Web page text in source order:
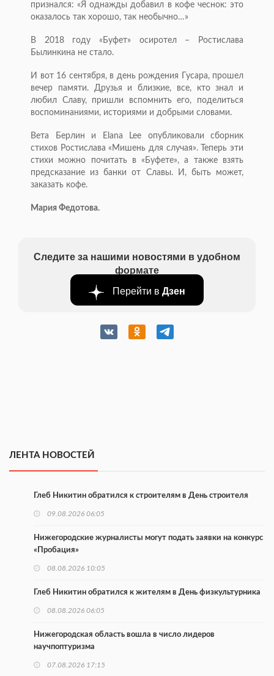
признался: «Я однажды добавил в кофе чеснок: это
оказалось так хорошо, так необычно…»
В 2018 году «Буфет» осиротел – Ростислава
Былинкина не стало.
И вот 16 сентября, в день рождения Гусара, прошел
вечер памяти. Друзья и близкие, все, кто знал и
любил Славу, пришли вспомнить его, поделиться
воспоминаниями, историями и добрыми словами.
Вета Берлин и Elana Lee опубликовали сборник
стихов Ростислава «Мишень для случая». Теперь эти
стихи можно почитать в «Буфете», а также взять
предсказание из банки от Славы. И, быть может,
заказать кофе.
Мария Федотова.
Следите за нашими новостями в удобном
формате
Перейти в Дзен
ЛЕНТА НОВОСТЕЙ
Глеб Никитин обратился к строителям в День строителя
09.08.2026 06:05
Нижегородские журналисты могут подать заявки на конкурс
«Пробация»
08.08.2026 10:05
Глеб Никитин обратился к жителям в День физкультурника
08.08.2026 06:05
Нижегородская область вошла в число лидеров
научпоптуризма
07.08.2026 17:15